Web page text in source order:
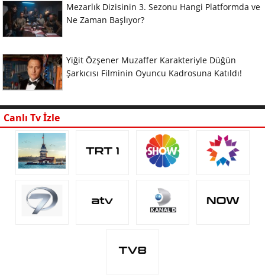
Mezarlık Dizisinin 3. Sezonu Hangi Platformda ve
Ne Zaman Başlıyor?
Yiğit Özşener Muzaffer Karakteriyle Düğün
Şarkıcısı Filminin Oyuncu Kadrosuna Katıldı!
Canlı Tv İzle